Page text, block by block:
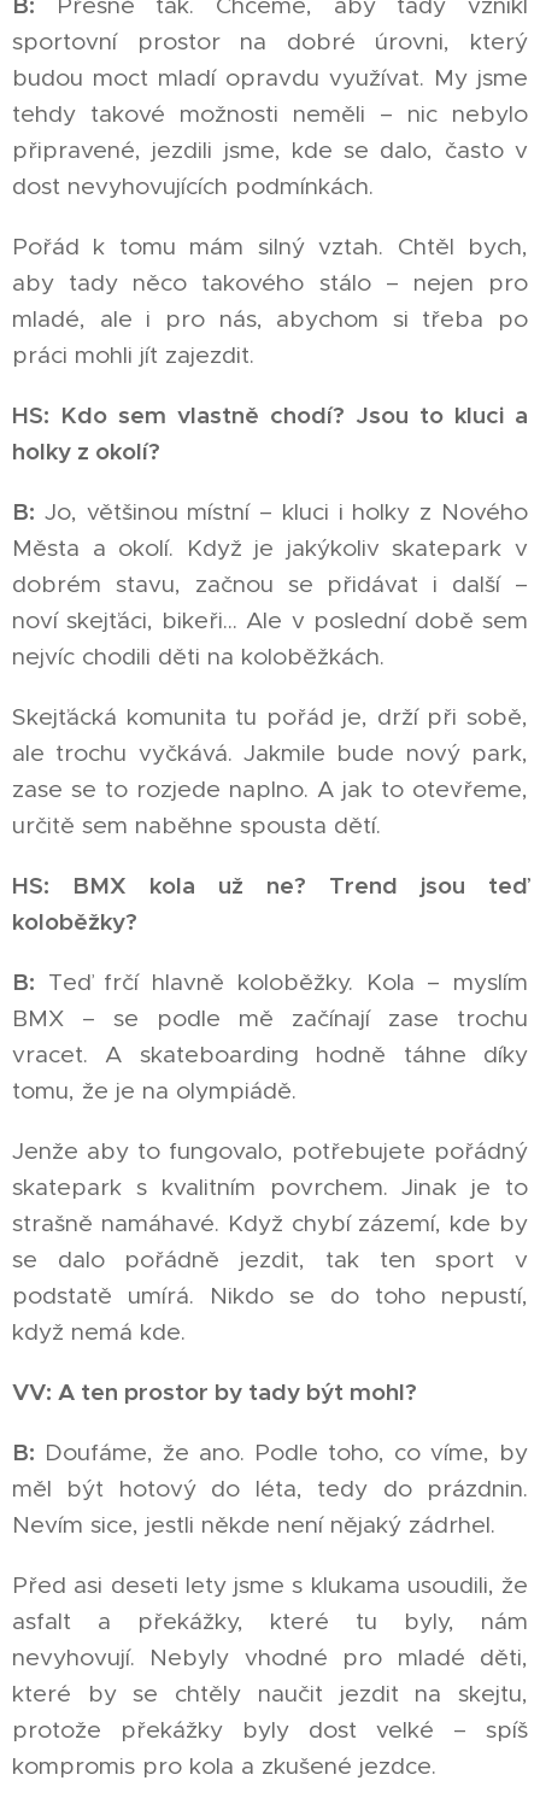
sportovní prostor na dobré úrovni, který
budou moct mladí opravdu využívat. My jsme
tehdy takové možnosti neměli – nic nebylo
připravené, jezdili jsme, kde se dalo, často v
dost nevyhovujících podmínkách.
Pořád k tomu mám silný vztah. Chtěl bych,
aby tady něco takového stálo – nejen pro
mladé, ale i pro nás, abychom si třeba po
práci mohli jít zajezdit.
HS: Kdo sem vlastně chodí? Jsou to kluci a
holky z okolí?
B: Jo, většinou místní – kluci i holky z Nového
Města a okolí. Když je jakýkoliv skatepark v
dobrém stavu, začnou se přidávat i další –
noví skejťáci, bikeři... Ale v poslední době sem
nejvíc chodili děti na koloběžkách.
Skejťácká komunita tu pořád je, drží při sobě,
ale trochu vyčkává. Jakmile bude nový park,
zase se to rozjede naplno. A jak to otevřeme,
určitě sem naběhne spousta dětí.
HS: BMX kola už ne? Trend jsou teď
koloběžky?
B: Teď frčí hlavně koloběžky. Kola – myslím
BMX – se podle mě začínají zase trochu
vracet. A skateboarding hodně táhne díky
tomu, že je na olympiádě.
Jenže aby to fungovalo, potřebujete pořádný
skatepark s kvalitním povrchem. Jinak je to
strašně namáhavé. Když chybí zázemí, kde by
se dalo pořádně jezdit, tak ten sport v
podstatě umírá. Nikdo se do toho nepustí,
když nemá kde.
VV: A ten prostor by tady být mohl?
B: Doufáme, že ano. Podle toho, co víme, by
měl být hotový do léta, tedy do prázdnin.
Nevím sice, jestli někde není nějaký zádrhel.
Před asi deseti lety jsme s klukama usoudili, že
asfalt a překážky, které tu byly, nám
nevyhovují. Nebyly vhodné pro mladé děti,
které by se chtěly naučit jezdit na skejtu,
protože překážky byly dost velké – spíš
kompromis pro kola a zkušené jezdce.